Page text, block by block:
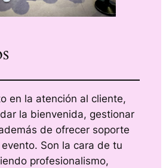
en la atención al cliente,
la bienvenida, gestionar
de ofrecer soporte
Son la cara de tu
profesionalismo,